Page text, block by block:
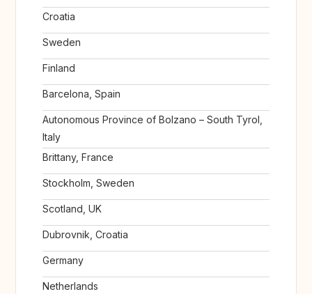
Croatia
Sweden
Finland
Barcelona, Spain
Autonomous Province of Bolzano – South Tyrol,
Italy
Brittany, France
Stockholm, Sweden
Scotland, UK
Dubrovnik, Croatia
Germany
Netherlands